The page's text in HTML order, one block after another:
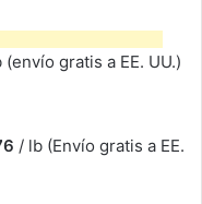
(envío gratis a EE. UU.)
/ lb (Envío gratis a EE.